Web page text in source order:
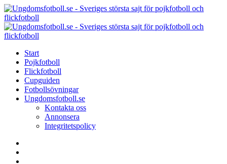
Menu
Search
Menu
Start
Pojkfotboll
Flickfotboll
Cupguiden
Fotbollsövningar
Ungdomsfotboll.se
Kontakta oss
Annonsera
Integritetspolicy